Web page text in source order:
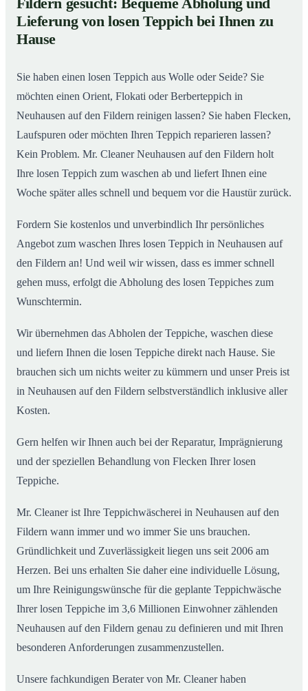
Teppich bei Ihnen zu Hause
02Einblick in unsere Teppichwäscherei in Neuhausen auf
den Fildern
Lieferung von losen Teppich bei Ihnen zu
Hause
Sie haben einen losen Teppich aus Wolle oder Seide? Sie
möchten einen Orient, Flokati oder Berberteppich in
Neuhausen auf den Fildern reinigen lassen? Sie haben Flecken,
Laufspuren oder möchten Ihren Teppich reparieren lassen?
Kein Problem. Mr. Cleaner Neuhausen auf den Fildern holt
Ihre losen Teppich zum waschen ab und liefert Ihnen eine
Woche später alles schnell und bequem vor die Haustür zurück.
Fordern Sie kostenlos und unverbindlich Ihr persönliches
Angebot zum waschen Ihres losen Teppich in Neuhausen auf
den Fildern an! Und weil wir wissen, dass es immer schnell
gehen muss, erfolgt die Abholung des losen Teppiches zum
Wunschtermin.
Wir übernehmen das Abholen der Teppiche, waschen diese
und liefern Ihnen die losen Teppiche direkt nach Hause. Sie
brauchen sich um nichts weiter zu kümmern und unser Preis ist
in Neuhausen auf den Fildern selbstverständlich inklusive aller
Kosten.
Gern helfen wir Ihnen auch bei der Reparatur, Imprägnierung
und der speziellen Behandlung von Flecken Ihrer losen
Teppiche.
Mr. Cleaner ist Ihre Teppichwäscherei in Neuhausen auf den
Fildern wann immer und wo immer Sie uns brauchen.
Gründlichkeit und Zuverlässigkeit liegen uns seit 2006 am
Herzen. Bei uns erhalten Sie daher eine individuelle Lösung,
um Ihre Reinigungswünsche für die geplante Teppichwäsche
Ihrer losen Teppiche im 3,6 Millionen Einwohner zählenden
Neuhausen auf den Fildern genau zu definieren und mit Ihren
besonderen Anforderungen zusammenzustellen.
Unsere fachkundigen Berater von Mr. Cleaner haben